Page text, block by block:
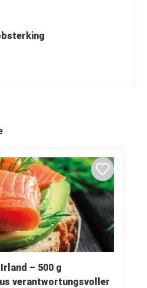
– 500 g
verantwortungsvoller